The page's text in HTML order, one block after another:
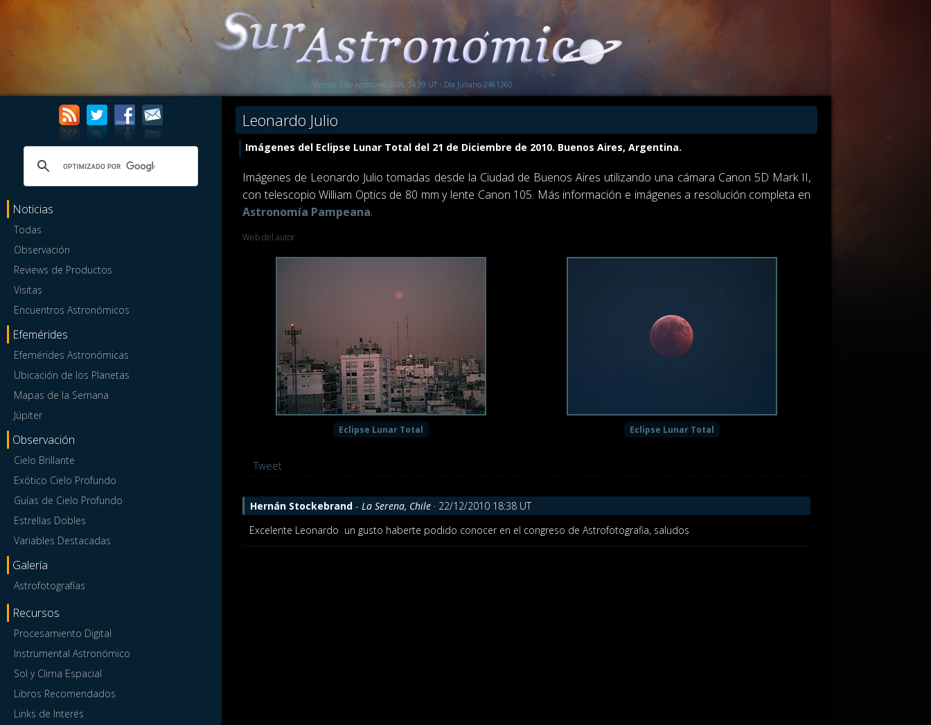
Viernes 7 de agosto de 2026 04:39 UT - Día Juliano 2461260
Noticias
Todas
Observación
Reviews de Productos
Visitas
Encuentros Astronómicos
Efemérides
Efemérides Astronómicas
Ubicación de los Planetas
Mapas de la Semana
Júpiter
Observación
Cielo Brillante
Exótico Cielo Profundo
Guías de Cielo Profundo
Estrellas Dobles
Variables Destacadas
Galería
Astrofotografías
Recursos
Procesamiento Digital
Instrumental Astronómico
Sol y Clima Espacial
Libros Recomendados
Links de Interés
Leonardo Julio
Imágenes del Eclipse Lunar Total del 21 de Diciembre de 2010. Buenos Aires, Argentina.
Imágenes de Leonardo Julio tomadas desde la Ciudad de Buenos Aires utilizando una cámara Canon 5D Mark II,
con telescopio William Optics de 80 mm y lente Canon 105. Más información e imágenes a resolución completa en
Astronomía Pampeana.
Web del autor
Eclipse Lunar Total Eclipse Lunar Total
Tweet
Hernán Stockebrand - La Serena, Chile · 22/12/2010 18:38 UT
Excelente Leonardo un gusto haberte podido conocer en el congreso de Astrofotografia, saludos